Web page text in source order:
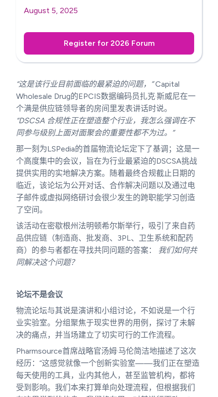
August 5, 2025
Register for 2026 Forum
“这是该行业目前面临的最紧迫的问题，”Capital
Wholesale Drug的EPCIS数据编码员扎克·斯威尼在一
个满是供应链领导者的房间里发表讲话时说。
“DSCSA 合规性正在塑造整个行业，我怎么强调在不
同参与级别上面对面聚会的重要性都不为过。”
那一刻为LSPedia的首届物流论坛定下了基调；这是一
个高度集中的会议，旨在为行业最紧迫的DSCSA挑战
提供实用的实地解决方案。随着最终合规截止日期的
临近，该论坛为公开对话、合作解决问题以及通过电
子邮件或虚拟网络研讨会很少发生的跨职能学习创造
了空间。
该活动在密歇根州法明顿希尔斯举行，吸引了来自药
品供应链（制造商、批发商、3PL、卫生系统和配药
商）的参与者都在寻找共同问题的答案： 我们如何共
同解决这个问题？
论坛不是会议
物流论坛与其说是演讲和小组讨论，不如说是一个行
业实验室。分组聚焦于现实世界的用例，探讨了未解
决的痛点，并当场建立了切实可行的工作流程。
Pharmsource首席战略官汤姆·马伦简洁地描述了这次
经历：“这感觉就像一个创新实验室——我们正在塑造
每天使用的工具，业内其他人，甚至监管机构，都将
受到影响。我们本来打算单向处理流程，但根据我们